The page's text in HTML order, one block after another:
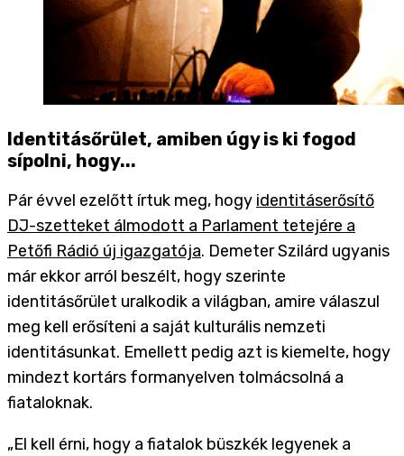
Identitásőrület, amiben úgy is ki fogod
sípolni, hogy...
Pár évvel ezelőtt írtuk meg, hogy identitáserősítő
DJ-szetteket álmodott a Parlament tetejére a
Petőfi Rádió új igazgatója. Demeter Szilárd ugyanis
már ekkor arról beszélt, hogy szerinte
identitásőrület uralkodik a világban, amire válaszul
meg kell erősíteni a saját kulturális nemzeti
identitásunkat. Emellett pedig azt is kiemelte, hogy
mindezt kortárs formanyelven tolmácsolná a
fiataloknak.
„El kell érni, hogy a fiatalok büszkék legyenek a